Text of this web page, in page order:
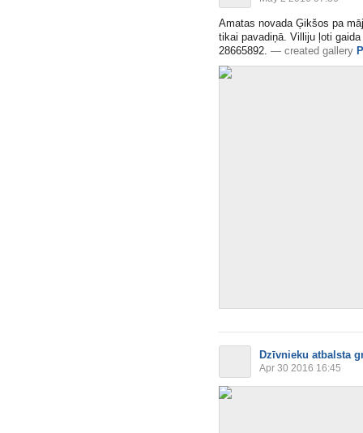
Amatas novada Ģikšos pa
tikai pavadiņā. Villiju ļoti
28665892. — created gallery
Dzīvnieku atbalsta
Apr 30 2016 16:45